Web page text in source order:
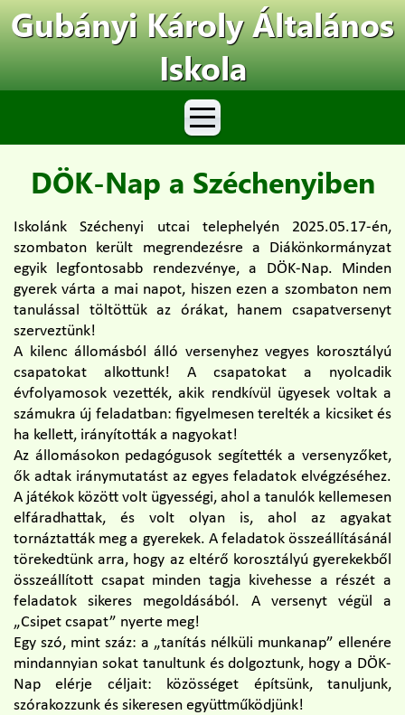
Gubányi Károly Általános
Iskola
DÖK-Nap a Széchenyiben
Iskolánk Széchenyi utcai telephelyén 2025.05.17-én,
szombaton került megrendezésre a Diákönkormányzat
egyik legfontosabb rendezvénye, a DÖK-Nap. Minden
gyerek várta a mai napot, hiszen ezen a szombaton nem
tanulással töltöttük az órákat, hanem csapatversenyt
szerveztünk!
A kilenc állomásból álló versenyhez vegyes korosztályú
csapatokat alkottunk! A csapatokat a nyolcadik
évfolyamosok vezették, akik rendkívül ügyesek voltak a
számukra új feladatban: figyelmesen terelték a kicsiket és
ha kellett, irányították a nagyokat!
Az állomásokon pedagógusok segítették a versenyzőket,
ők adtak iránymutatást az egyes feladatok elvégzéséhez.
A játékok között volt ügyességi, ahol a tanulók kellemesen
elfáradhattak, és volt olyan is, ahol az agyakat
tornáztatták meg a gyerekek. A feladatok összeállításánál
törekedtünk arra, hogy az eltérő korosztályú gyerekekből
összeállított csapat minden tagja kivehesse a részét a
feladatok sikeres megoldásából. A versenyt végül a
„Csipet csapat” nyerte meg!
Egy szó, mint száz: a „tanítás nélküli munkanap” ellenére
mindannyian sokat tanultunk és dolgoztunk, hogy a DÖK-
Nap elérje céljait: közösséget építsünk, tanuljunk,
szórakozzunk és sikeresen együttműködjünk!